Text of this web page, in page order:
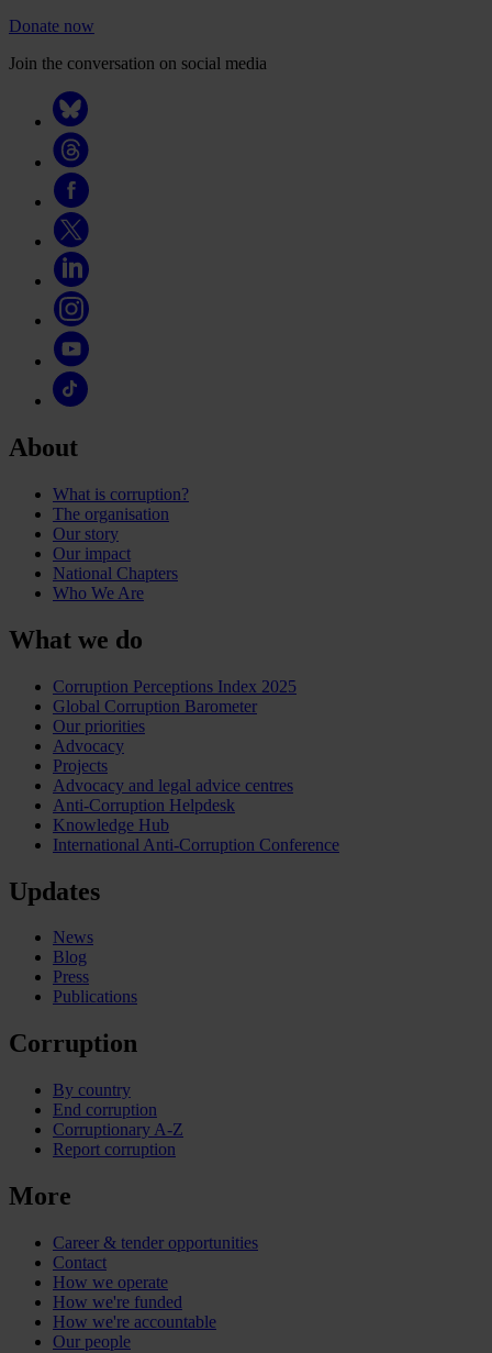
Donate now
Join the conversation on social media
About
What is corruption?
The organisation
Our story
Our impact
National Chapters
Who We Are
What we do
Corruption Perceptions Index 2025
Global Corruption Barometer
Our priorities
Advocacy
Projects
Advocacy and legal advice centres
Anti-Corruption Helpdesk
Knowledge Hub
International Anti-Corruption Conference
Updates
News
Blog
Press
Publications
Corruption
By country
End corruption
Corruptionary A-Z
Report corruption
More
Career & tender opportunities
Contact
How we operate
How we're funded
How we're accountable
Our people